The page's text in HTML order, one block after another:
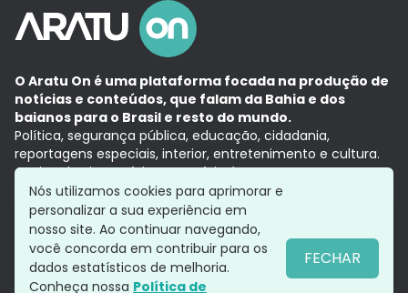
O Aratu On é uma plataforma focada na produção de
notícias e conteúdos, que falam da Bahia e dos
baianos para o Brasil e resto do mundo.
Política, segurança pública, educação, cidadania,
reportagens especiais, interior, entretenimento e cultura.
Aqui, tudo vira notícia e a notícia é no tempo presente,
com a credibilidade do Grupo Aratu.
Grupo Aratu
Política de privacidade
Siga-nos
Nós utilizamos cookies para aprimorar e
personalizar a sua experiência em
nosso site. Ao continuar navegando,
você concorda em contribuir para os
dados estatísticos de melhoria.
Conheça nossa Política de
FECHAR